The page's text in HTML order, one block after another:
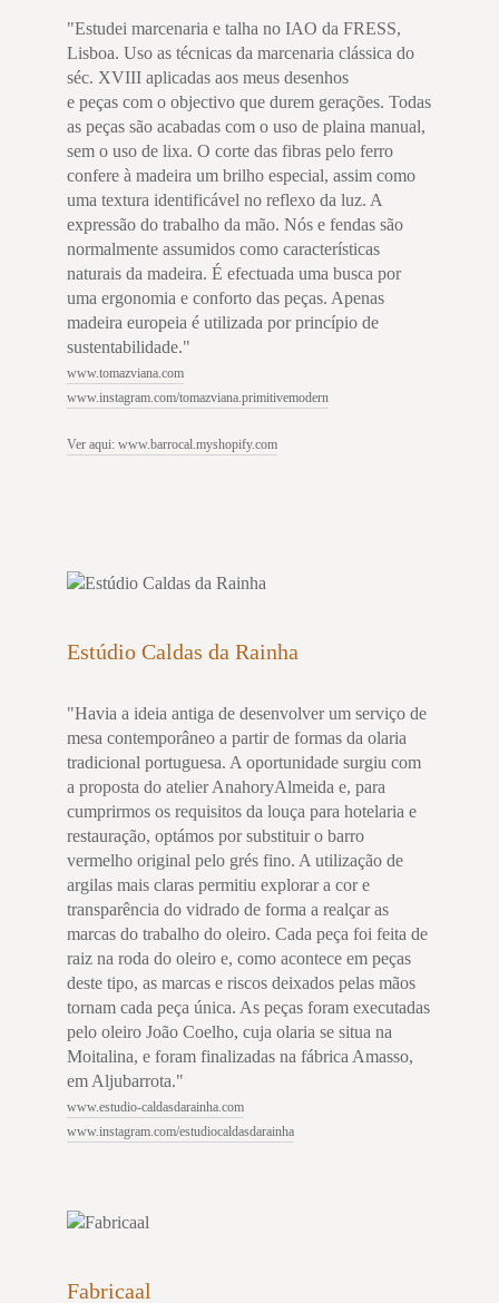
"Estudei marcenaria e talha no IAO da FRESS,
Lisboa. Uso as técnicas da marcenaria clássica do
séc. XVIII aplicadas aos meus desenhos
e peças com o objectivo que durem gerações. Todas
as peças são acabadas com o uso de plaina manual,
sem o uso de lixa. O corte das fibras pelo ferro
confere à madeira um brilho especial, assim como
uma textura identificável no reflexo da luz. A
expressão do trabalho da mão. Nós e fendas são
normalmente assumidos como características
naturais da madeira. É efectuada uma busca por
uma ergonomia e conforto das peças. Apenas
madeira europeia é utilizada por princípio de
sustentabilidade."
www.tomazviana.com
www.instagram.com/tomazviana.primitivemodern
Ver aqui: www.barrocal.myshopify.com
Estúdio Caldas da Rainha
"Havia a ideia antiga de desenvolver um serviço de
mesa contemporâneo a partir de formas da olaria
tradicional portuguesa. A oportunidade surgiu com
a proposta do atelier AnahoryAlmeida e, para
cumprirmos os requisitos da louça para hotelaria e
restauração, optámos por substituir o barro
vermelho original pelo grés fino. A utilização de
argilas mais claras permitiu explorar a cor e
transparência do vidrado de forma a realçar as
marcas do trabalho do oleiro. Cada peça foi feita de
raiz na roda do oleiro e, como acontece em peças
deste tipo, as marcas e riscos deixados pelas mãos
tornam cada peça única. As peças foram executadas
pelo oleiro João Coelho, cuja olaria se situa na
Moitalina, e foram finalizadas na fábrica Amasso,
em Aljubarrota."
www.estudio-caldasdarainha.com
www.instagram.com/estudiocaldasdarainha
Fabricaal